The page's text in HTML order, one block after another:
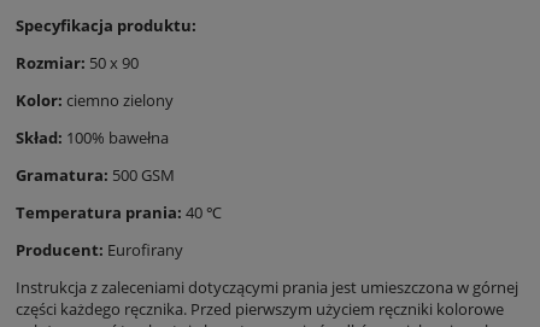
Specyfikacja produktu:
Rozmiar: 50 x 90
Kolor: ciemno zielony
Skład: 100% bawełna
Gramatura: 500 GSM
Temperatura prania: 40 ℃
Producent: Eurofirany
Instrukcja z zaleceniami dotyczącymi prania jest umieszczona w górnej
części każdego ręcznika. Przed pierwszym użyciem ręczniki kolorowe